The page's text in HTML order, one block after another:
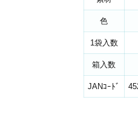
色
1袋入数
箱入数
JANｺｰﾄﾞ